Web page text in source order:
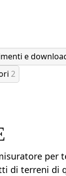
e
2
per
di terreni di